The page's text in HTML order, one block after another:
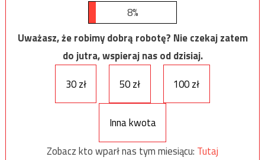
8%
Uważasz, że robimy dobrą robotę? Nie czekaj zatem
do jutra, wspieraj nas od dzisiaj.
30 zł
50 zł 100 zł
Inna kwota
Zobacz kto wparł nas tym miesiącu: Tutaj